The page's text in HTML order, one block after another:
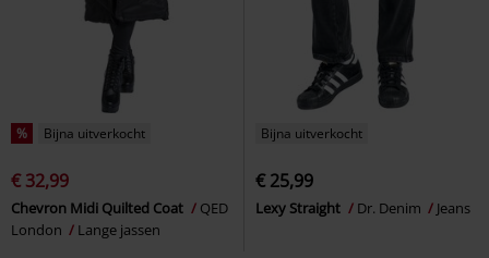
% Bijna uitverkocht
€ 32,99
Chevron Midi Quilted Coat
QED
London
Lange jassen
Bijna uitverkocht
€ 25,99
Lexy Straight Dr. Denim Jeans